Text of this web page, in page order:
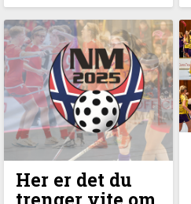
Her er det du